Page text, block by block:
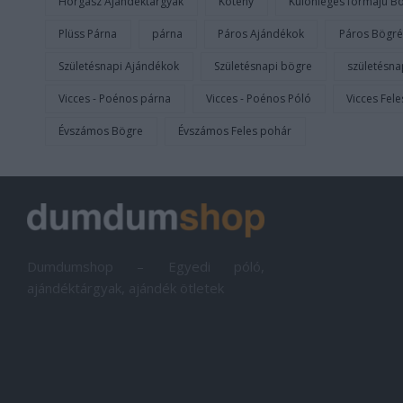
Plüss Párna párna Páros Ajándékok Páros
Születésnapi Ajándékok Születésnapi bögre
Vicces - Poénos párna Vicces - Poénos Póló Vicces
Évszámos Bögre Évszámos Feles pohár